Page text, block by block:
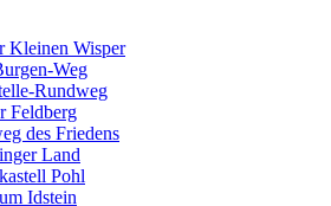
Kleinen Wisper
Weg
Rundweg
Feldberg
des Friedens
Land
Pohl
Idstein